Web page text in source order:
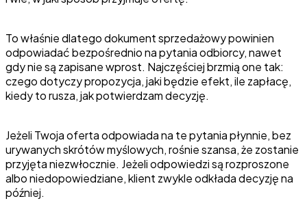
To właśnie dlatego dokument sprzedażowy powinien
odpowiadać bezpośrednio na pytania odbiorcy, nawet
gdy nie są zapisane wprost. Najczęściej brzmią one tak:
czego dotyczy propozycja, jaki będzie efekt, ile zapłacę,
kiedy to rusza, jak potwierdzam decyzję.
Jeżeli Twoja oferta odpowiada na te pytania płynnie, bez
urywanych skrótów myślowych, rośnie szansa, że zostanie
przyjęta niezwłocznie. Jeżeli odpowiedzi są rozproszone
albo niedopowiedziane, klient zwykle odkłada decyzję na
później.